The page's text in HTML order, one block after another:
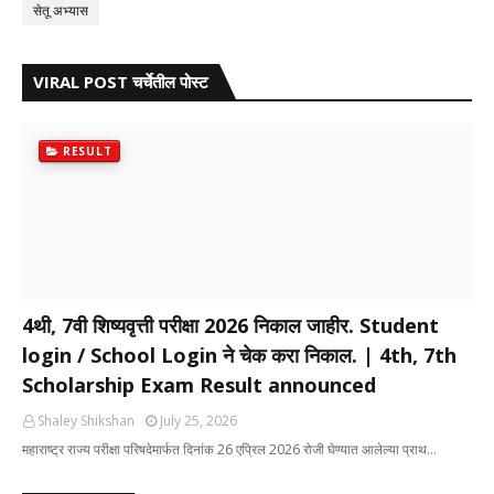
सेतू अभ्यास
VIRAL POST चर्चेतील पोस्ट
RESULT
4थी, 7वी शिष्यवृत्ती परीक्षा 2026 निकाल जाहीर. Student
login / School Login ने चेक करा निकाल. | 4th, 7th
Scholarship Exam Result announced
Shaley Shikshan
July 25, 2026
महाराष्ट्र राज्य परीक्षा परिषदेमार्फत दिनांक 26 एप्रिल 2026 रोजी घेण्यात आलेल्या प्राथ…